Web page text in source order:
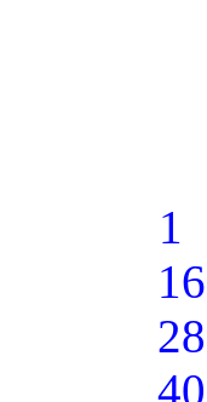
1
16
28
40